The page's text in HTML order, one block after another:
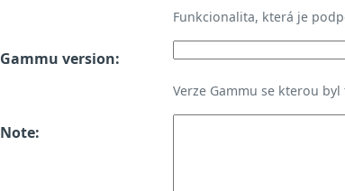
Funkcionalita, která je
Gammu version:
Verze Gammu se kterou
Note: